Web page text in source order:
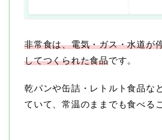
非常食は、電気・ガス・水道が
してつくられた食品です。
乾パンや缶詰・レトルト食品な
ていて、常温のままでも食べる